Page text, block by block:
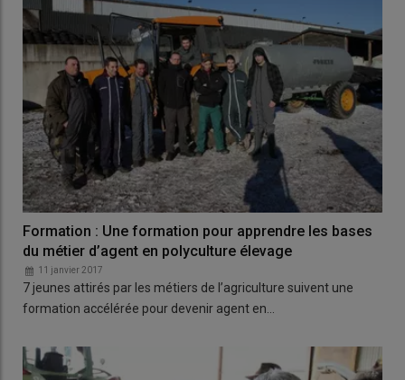
Formation : Une formation pour apprendre les bases
du métier d’agent en polyculture élevage
11 janvier 2017
7 jeunes attirés par les métiers de l’agriculture suivent une
formation accélérée pour devenir agent en…